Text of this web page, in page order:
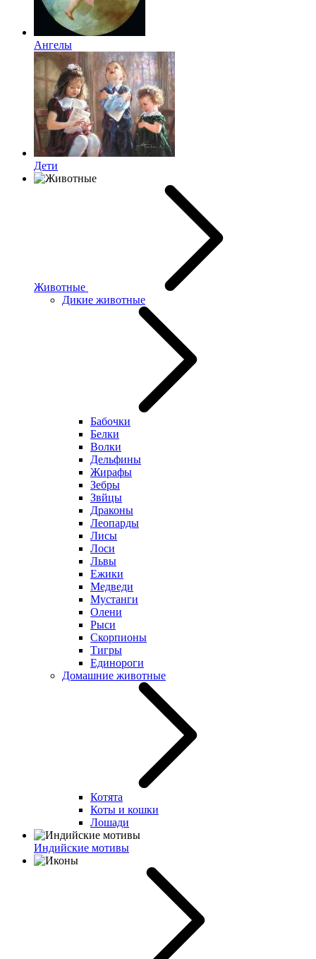
Ангелы
Дети
Животные
Дикие животные
Бабочки
Белки
Волки
Дельфины
Жирафы
Зебры
Звйцы
Драконы
Леопарды
Лисы
Лоси
Львы
Ежики
Медведи
Мустанги
Олени
Рыси
Скорпионы
Тигры
Единороги
Домашние животные
Котята
Коты и кошки
Лошади
Индийские мотивы